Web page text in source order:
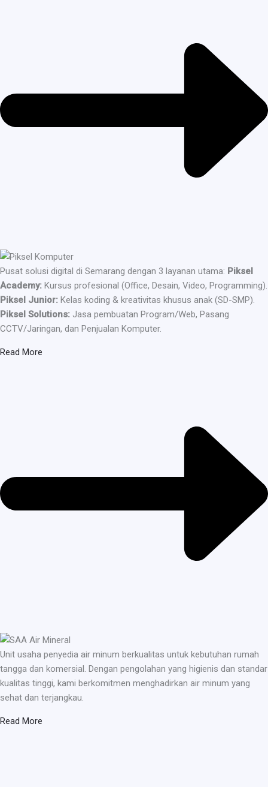
Pusat solusi digital di Semarang dengan 3 layanan utama: Piksel
Academy: Kursus profesional (Office, Desain, Video, Programming).
Piksel Junior: Kelas koding & kreativitas khusus anak (SD-SMP).
Piksel Solutions: Jasa pembuatan Program/Web, Pasang
CCTV/Jaringan, dan Penjualan Komputer.
Read More
Unit usaha penyedia air minum berkualitas untuk kebutuhan rumah
tangga dan komersial. Dengan pengolahan yang higienis dan standar
kualitas tinggi, kami berkomitmen menghadirkan air minum yang
sehat dan terjangkau.
Read More